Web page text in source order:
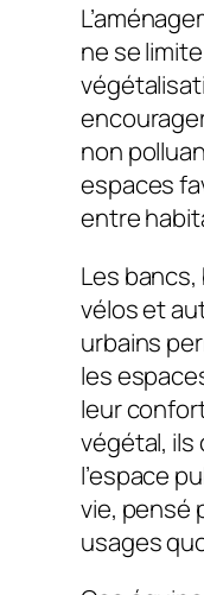
ne se
non
espaces
entre
Les
vélos et
urbains
les
leur
végétal, ils
l’espace
vie, pensé
usages